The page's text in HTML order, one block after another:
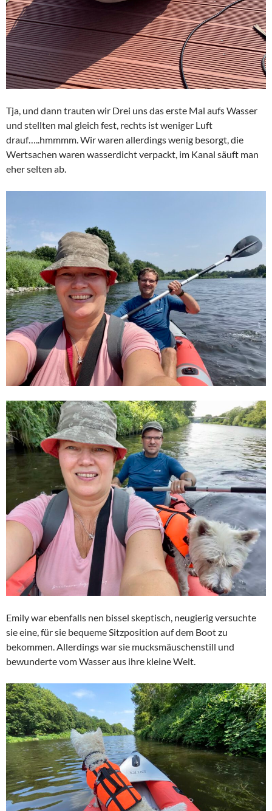
Tja, und dann trauten wir Drei uns das erste Mal aufs Wasser
und stellten mal gleich fest, rechts ist weniger Luft
drauf…..hmmmm. Wir waren allerdings wenig besorgt, die
Wertsachen waren wasserdicht verpackt, im Kanal säuft man
eher selten ab.
Emily war ebenfalls nen bissel skeptisch, neugierig versuchte
sie eine, für sie bequeme Sitzposition auf dem Boot zu
bekommen. Allerdings war sie mucksmäuschenstill und
bewunderte vom Wasser aus ihre kleine Welt.